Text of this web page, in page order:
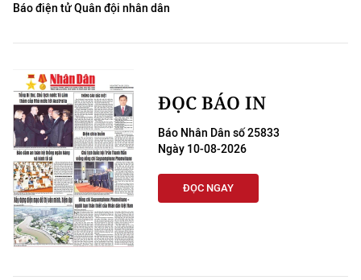
Báo điện tử Quân đội nhân dân
ĐỌC BÁO IN
Báo Nhân Dân số 25833
Ngày 10-08-2026
ĐỌC NGAY